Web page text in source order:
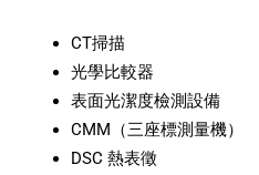
CT掃描
光學比較器
表面光潔度檢測設備
CMM（三座標測量機）
DSC 熱表徵